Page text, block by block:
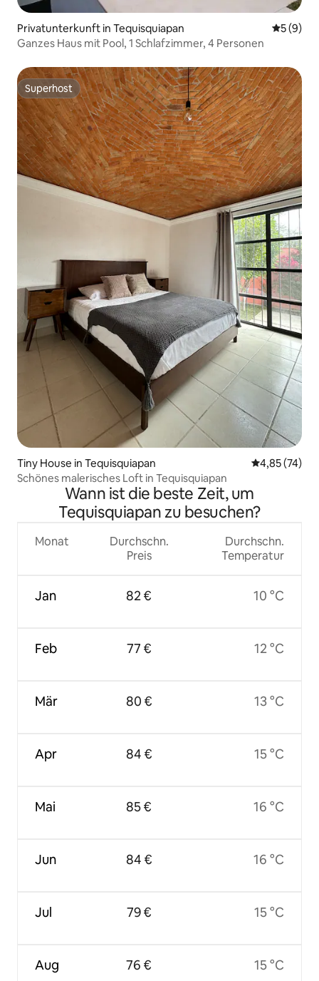
Privatunterkunft in Tequisquiapan
5 (9)
Ganzes Haus mit Pool, 1 Schlafzimmer, 4 Personen
Superhost
Superhost
Tiny House in Tequisquiapan
4,85 (74)
Schönes malerisches Loft in Tequisquiapan
Wann ist die beste Zeit, um
Tequisquiapan zu besuchen?
Monat
Jan
Feb
Mär
Apr
Mai
Jun
Jul
Aug
Durchschn.
Preis
82 €
77 €
80 €
84 €
85 €
84 €
79 €
76 €
Durchschn.
Temperatur
10 °C
12 °C
13 °C
15 °C
16 °C
16 °C
15 °C
15 °C